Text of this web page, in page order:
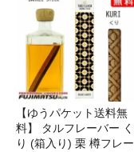
【ゆうパケット送料無
料】 タルフレーバー く
り (箱入り) 栗 樽フレー